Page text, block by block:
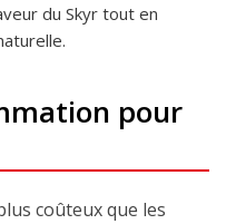
du Skyr tout en
pour
coûteux que les